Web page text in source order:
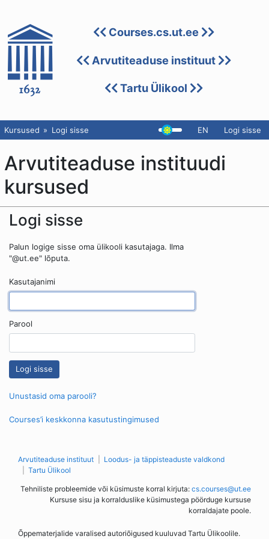
Courses.cs.ut.ee
Arvutiteaduse instituut
Tartu Ülikool
Kursused Logi sisse EN Logi sisse
Arvutiteaduse instituudi
kursused
Logi sisse
Palun logige sisse oma ülikooli kasutajaga. Ilma
"@ut.ee" lõputa.
Kasutajanimi
Parool
Unustasid oma parooli?
Courses’i keskkonna kasutustingimused
Arvutiteaduse instituut
Loodus- ja täppisteaduste valdkond
Tartu Ülikool
Tehniliste probleemide või küsimuste korral kirjuta: cs.courses@ut.ee
Kursuse sisu ja korralduslike küsimustega pöörduge kursuse
korraldajate poole.
Õppematerjalide varalised autoriõigused kuuluvad Tartu Ülikoolile.